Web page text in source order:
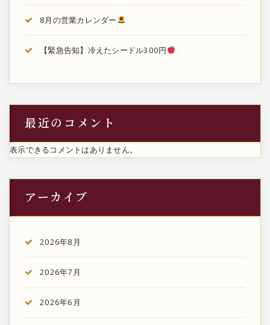
8月の営業カレンダー
【緊急告知】冷えたシードル300円
最近のコメント
表示できるコメントはありません。
アーカイブ
2026年8月
2026年7月
2026年6月